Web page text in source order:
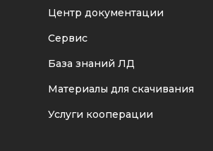
Центр документации
Сервис
База знаний ЛД
Материалы для скачивания
Услуги кооперации